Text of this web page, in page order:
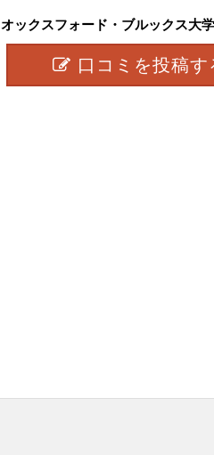
オックスフォード・ブルックス大
口コミを投稿す